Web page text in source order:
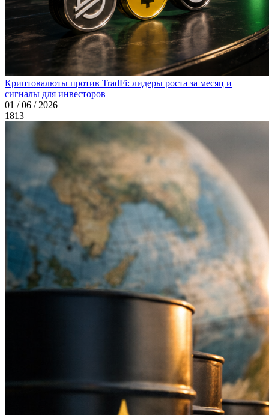
Криптовалюты против TradFi: лидеры роста за месяц и
сигналы для инвесторов
01 / 06 / 2026
1813